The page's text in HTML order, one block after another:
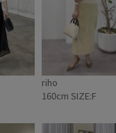
riho
160cm SIZE:F